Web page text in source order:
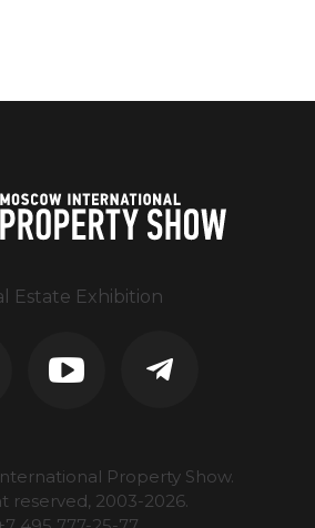
Estate Exhibition
Property Show.
reserved, 2003-2026.